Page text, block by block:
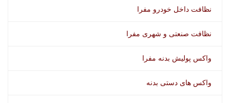
نظافت داخل خودرو مفرا
نظافت صنعتی و شهری مفرا
واکس پولیش بدنه مفرا
واکس های دستی بدنه